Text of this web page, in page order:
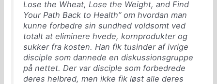
Lose the Wheat, Lose the Weight, and Find
Your Path Back to Health” om hvordan man
kunne forbedre sin sundhed voldsomt ved
totalt at eliminere hvede, kornprodukter og
sukker fra kosten. Han fik tusinder af ivrige
disciple som dannede en diskussionsgruppe
på nettet. Der var disciple som forbedrede
deres helbred, men ikke fik løst alle deres